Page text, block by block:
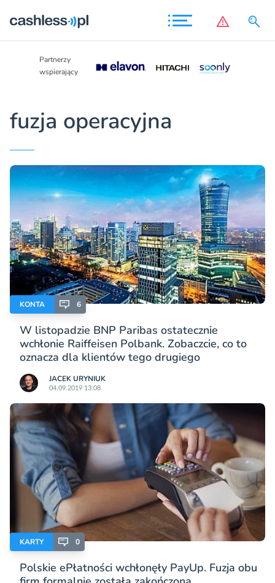
Partnerzy
wspierający
fuzja operacyjna
KONTA 6
W listopadzie BNP Paribas ostatecznie
wchłonie Raiffeisen Polbank. Zobaczcie, co to
oznacza dla klientów tego drugiego
JACEK URYNIUK
04.09.2019 13:08
KARTY 0
Polskie ePłatności wchłonęły PayUp. Fuzja obu